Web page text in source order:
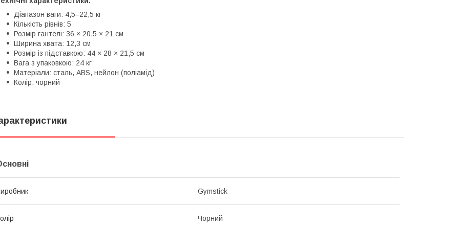
Діапазон ваги: 4,5–22,5 кг
Кількість рівнів: 5
Розмір гантелі: 36 × 20,5 × 21 см
Ширина хвата: 12,3 см
Розмір із підставкою: 44 × 28 × 21,5 см
Вага з упаковкою: 24 кг
Матеріали: сталь, ABS, нейлон (поліамід)
Колір: чорний
Gymstick
Чорний